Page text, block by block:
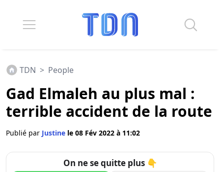
TDN > People
Gad Elmaleh au plus mal :
terrible accident de la route
Publié par Justine le 08 Fév 2022 à 11:02
On ne se quitte plus 👇